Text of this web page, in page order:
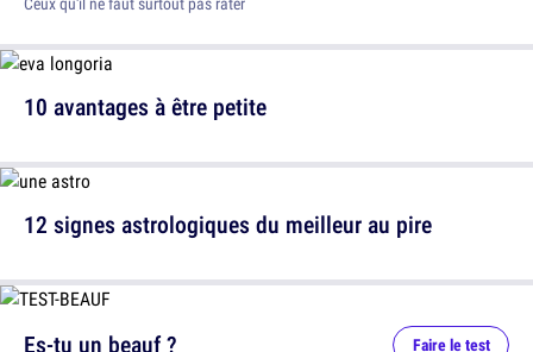
10 avantages à être petite
12 signes astrologiques du meilleur au pire
Es-tu un beauf ? Faire le test